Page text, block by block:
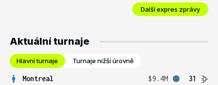
Další expres zprávy
Aktuální turnaje
Hlavní turnaje Turnaje nižší úrovně
Montreal $9.4M
31